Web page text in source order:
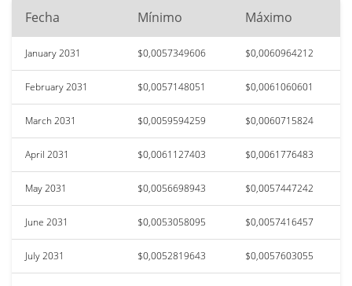
Fecha Mínimo Máximo
January 2031 $0,0057349606 $0,0060964212
February 2031 $0,0057148051 $0,0061060601
March 2031 $0,0059594259 $0,0060715824
April 2031 $0,0061127403 $0,0061776483
May 2031 $0,0056698943 $0,0057447242
June 2031 $0,0053058095 $0,0057416457
July 2031 $0,0052819643 $0,0057603055